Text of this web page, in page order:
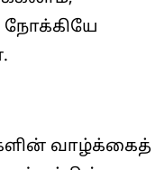
வாழ்க்கைத்